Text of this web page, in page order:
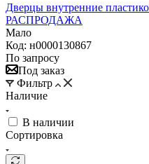
Дверцы внутренние
РАСПРОДАЖА
Мало
Код: н0000130867
По запросу
Под заказ
Фильтр
Наличие
В наличии
Сортировка